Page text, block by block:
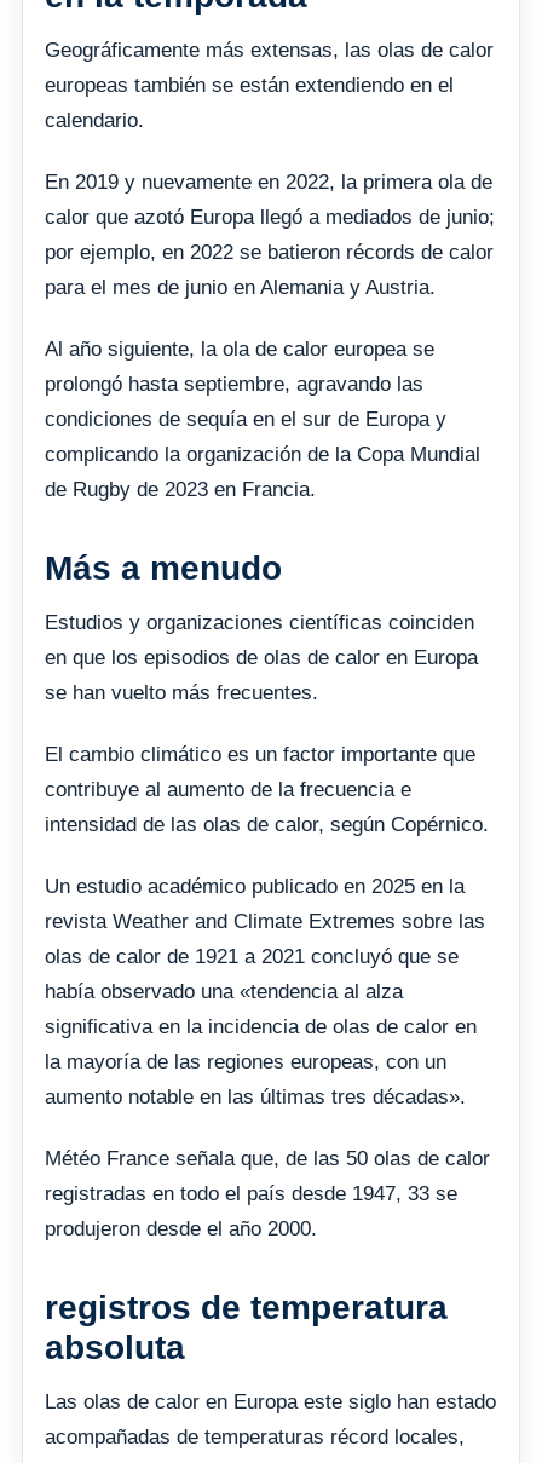
Geográficamente más extensas, las olas de calor
europeas también se están extendiendo en el
calendario.
En 2019 y nuevamente en 2022, la primera ola de
calor que azotó Europa llegó a mediados de junio;
por ejemplo, en 2022 se batieron récords de calor
para el mes de junio en Alemania y Austria.
Al año siguiente, la ola de calor europea se
prolongó hasta septiembre, agravando las
condiciones de sequía en el sur de Europa y
complicando la organización de la Copa Mundial
de Rugby de 2023 en Francia.
Más a menudo
Estudios y organizaciones científicas coinciden
en que los episodios de olas de calor en Europa
se han vuelto más frecuentes.
El cambio climático es un factor importante que
contribuye al aumento de la frecuencia e
intensidad de las olas de calor, según Copérnico.
Un estudio académico publicado en 2025 en la
revista Weather and Climate Extremes sobre las
olas de calor de 1921 a 2021 concluyó que se
había observado una «tendencia al alza
significativa en la incidencia de olas de calor en
la mayoría de las regiones europeas, con un
aumento notable en las últimas tres décadas».
Météo France señala que, de las 50 olas de calor
registradas en todo el país desde 1947, 33 se
produjeron desde el año 2000.
registros de temperatura
absoluta
Las olas de calor en Europa este siglo han estado
acompañadas de temperaturas récord locales,